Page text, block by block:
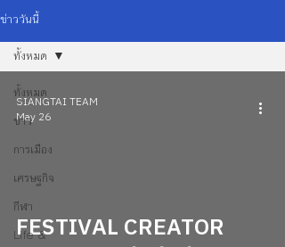
ข่าววันนี้
ทั้งหมด
ข่าว
การเมือง
เศรษฐกิจ
กีฬา
Life &
ทั้งหมด
FESTIVAL CREATOR
SIANGTAI TEAM
May 26